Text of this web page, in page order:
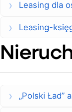
Leasing dla
Leasing-
„Polski Ład”